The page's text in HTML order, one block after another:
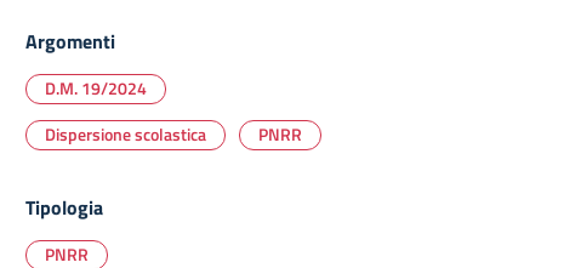
Argomenti
D.M. 19/2024
Dispersione scolastica
PNRR
Tipologia
PNRR